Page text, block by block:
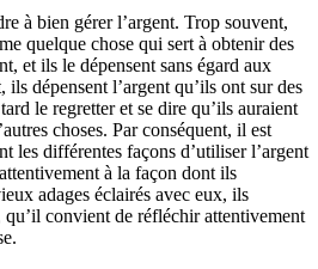
à bien gérer l’argent. Trop souvent,
quelque chose qui sert à obtenir des
et ils le dépensent sans égard aux
dépensent l’argent qu’ils ont sur des
le regretter et se dire qu’ils auraient
choses. Par conséquent, il est
les différentes façons d’utiliser l’argent
à la façon dont ils
adages éclairés avec eux, ils
qu’il convient de réfléchir attentivement